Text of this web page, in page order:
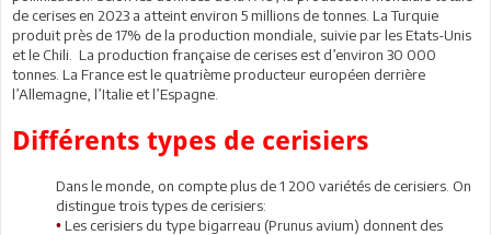
de cerises en 2023 a atteint environ 5 millions de tonnes. La Turquie
produit près de 17% de la production mondiale, suivie par les Etats-Unis
et le Chili. La production française de cerises est d’environ 30 000
tonnes. La France est le quatrième producteur européen derrière
l’Allemagne, l’Italie et l’Espagne.
Différents types de cerisiers
Dans le monde, on compte plus de 1 200 variétés de cerisiers. On
distingue trois types de cerisiers:
• Les cerisiers du type bigarreau (Prunus avium) donnent des